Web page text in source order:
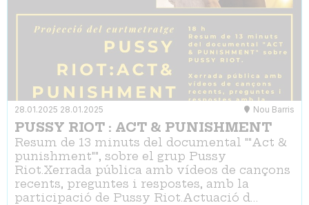
28.01.2025 28.01.2025 Nou Barris
PUSSY RIOT : ACT & PUNISHMENT
Resum de 13 minuts del documental ""Act &
punishment"", sobre el grup Pussy
Riot.Xerrada pública amb vídeos de cançons
recents, preguntes i respostes, amb la
participació de Pussy Riot.Actuació d…